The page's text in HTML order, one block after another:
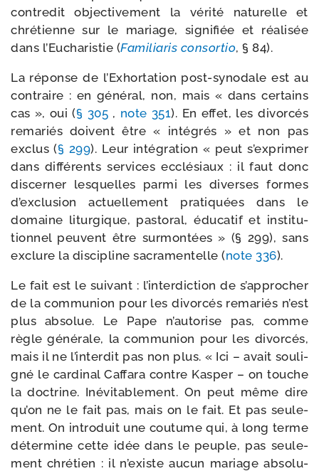
contre­dit objec­ti­ve­ment la véri­té natu­relle et
chré­tienne sur le mariage, signi­fiée et réa­li­sée
dans l’Eucharistie (Familiaris consor­tio, § 84).
La réponse de l’Exhortation post-​synodale est au
contraire : en géné­ral, non, mais « dans cer­tains
cas », oui (§ 305 , note 351). En effet, les divor­cés
rema­riés doivent être « inté­grés » et non pas
exclus (§ 299). Leur inté­gra­tion « peut s’ex­pri­mer
dans dif­fé­rents ser­vices ecclé­siaux : il faut donc
dis­cer­ner les­quelles par­mi les diverses formes
d’ex­clu­sion actuel­le­ment pra­ti­quées dans le
domaine litur­gique, pas­to­ral, édu­ca­tif et ins­ti­tu­
tion­nel peuvent être sur­mon­tées » (§ 299), sans
exclure la dis­ci­pline sacra­men­telle (note 336).
Le fait est le sui­vant : l’in­ter­dic­tion de s’ap­pro­cher
de la com­mu­nion pour les divor­cés rema­riés n’est
plus abso­lue. Le Pape n’au­to­rise pas, comme
règle géné­rale, la com­mu­nion pour les divor­cés,
mais il ne l’in­ter­dit pas non plus. « Ici – avait sou­li­
gné le car­di­nal Caffara contre Kasper – on touche
la doc­trine. Inévitablement. On peut même dire
qu’on ne le fait pas, mais on le fait. Et pas seule­
ment. On intro­duit une cou­tume qui, à long terme
déter­mine cette idée dans le peuple, pas seule­
ment chré­tien : il n’existe aucun mariage abso­lu­